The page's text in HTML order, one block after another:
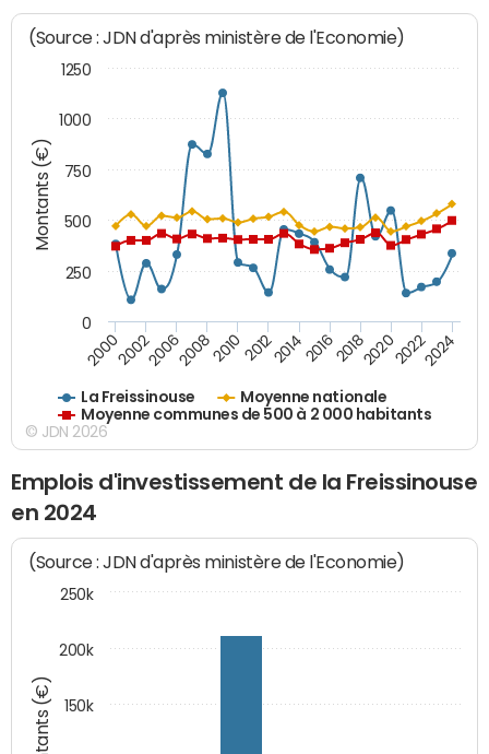
Montants (€)
(Source : JDN d'après ministère de l'Economie)
La Freissinouse
Moyenne nationale
Moyenne communes de 500 à 2 000 habitants
200020022006200820102012201420162018202020222024
0
250
500
750
1000
1250
© JDN 2026
Emplois d'investissement de la Freissinouse
en 2024
(Source : JDN d'après ministère de l'Economie)
150k
200k
250k